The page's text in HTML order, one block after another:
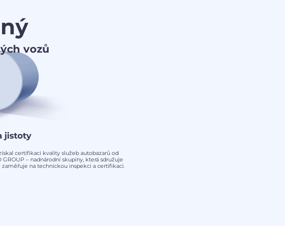
vozů
jistoty
certifikaci kvality služeb autobazarů od
– nadnárodní skupiny, která sdružuje
zaměřuje na technickou inspekci a certifikaci.